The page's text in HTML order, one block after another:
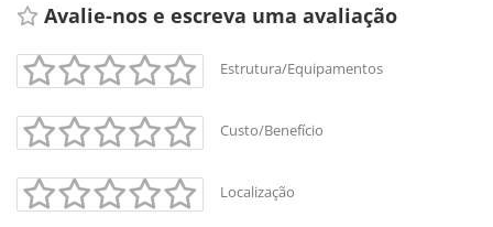
Avalie-nos e escreva uma avaliação
Estrutura/Equipamentos
Custo/Benefício
Localização